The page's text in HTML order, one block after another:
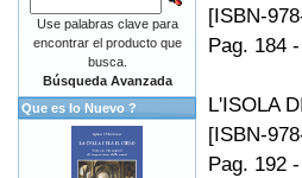
[ISBN-
Pag. 184
L'ISOLA
[ISBN-
Pag. 192
Use palabras clave para
encontrar el producto que
busca.
Búsqueda Avanzada
Que es lo Nuevo ?